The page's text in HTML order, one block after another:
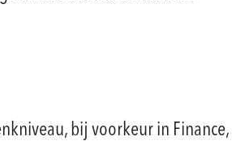
bij voorkeur in Finance,